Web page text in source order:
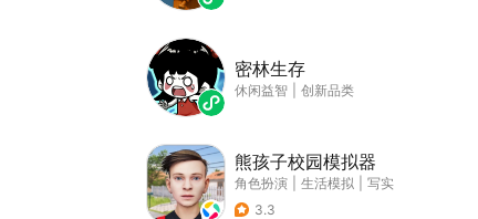
密林生存
休闲益智 创新品类
熊孩子校园模拟器
角色扮演 生活模拟
写实
3.3